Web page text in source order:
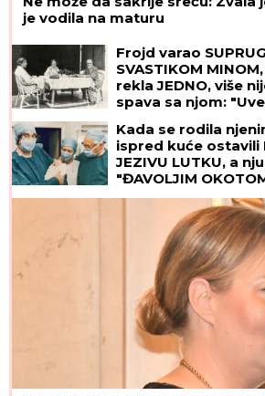
je vodila na maturu
Frojd varao
SVASTIKOM
rekla JEDNO, više
spava sa njom:
posle NJENE
Kada se rodila
ispred kuće ostavili
JEZIVU LUTKU, a
"ĐAVOLJIM
DETE IZ EPRUVETE
47 godina i evo
i kako dan